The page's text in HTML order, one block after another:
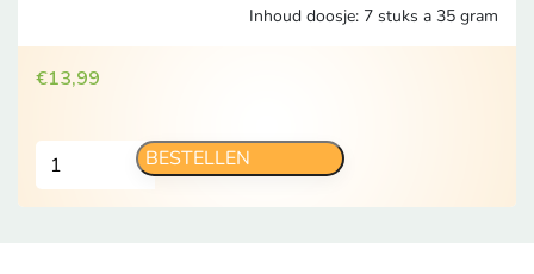
Inhoud doosje: 7 stuks a 35 gram
€13,99
Crunchy
Coconut
BESTELLEN